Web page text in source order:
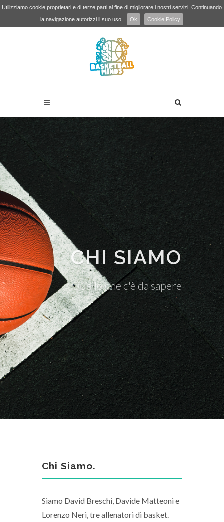
Utilizziamo cookie proprietari e di terze parti al fine di migliorare i nostri servizi. Continuando
la navigazione autorizzi il suo uso.
Ok Cookie Policy
CHI SIAMO
Quello che c'è da sapere
Chi Siamo.
Siamo David Breschi, Davide Matteoni e
Lorenzo Neri, tre allenatori di basket.